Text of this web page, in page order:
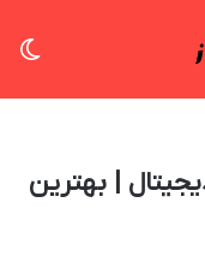
| بهترین